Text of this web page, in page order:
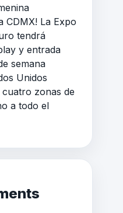
CDMX! La Expo
tendrá
y entrada
semana
Unidos
zonas de
a todo el